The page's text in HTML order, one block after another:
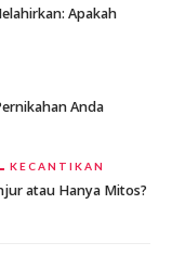
Apakah
Anda
KECANTIKAN
atau Hanya Mitos?